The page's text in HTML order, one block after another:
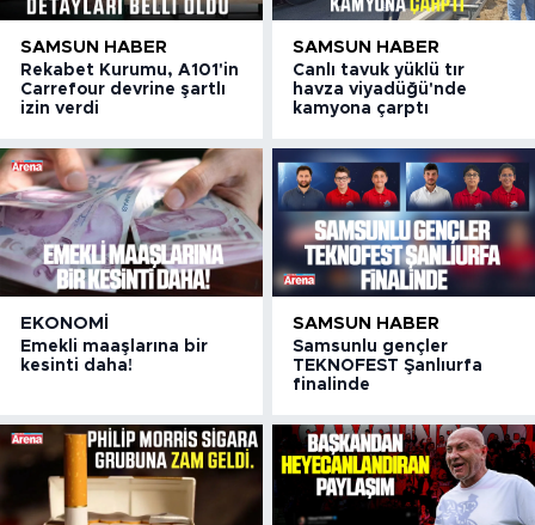
SAMSUN HABER
Rekabet Kurumu, A101'in
Carrefour devrine şartlı
izin verdi
SAMSUN HABER
Canlı tavuk yüklü tır
havza viyadüğü'nde
kamyona çarptı
EKONOMI
Emekli maaşlarına bir
kesinti daha!
SAMSUN HABER
Samsunlu gençler
TEKNOFEST Şanlıurfa
finalinde